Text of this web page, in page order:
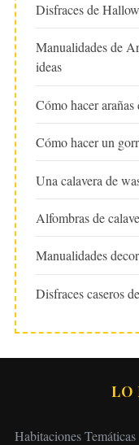
Disfraces de
Manualidades de
ideas
Cómo hacer
Cómo hacer un
Una calavera de
Alfombras de
Manualidades
Disfraces caseros
LO
Habitaciones Temáticas